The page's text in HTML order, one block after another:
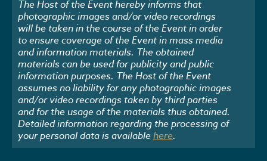
The Host of the Event hereby informs that
photographic images and/or video recordings
will be taken in the course of the Event in order
to ensure coverage of the Event in mass media
and information materials. The obtained
materials can be used for publicity and public
information purposes. The Host of the Event
assumes no liability for any photographic images
and/or video recordings taken by third parties
and for the usage of the materials thus obtained.
Detailed information regarding the processing of
your personal data is availablehere.